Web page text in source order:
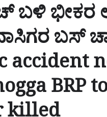
ಬಳಿ
ಬಸ್
BRP